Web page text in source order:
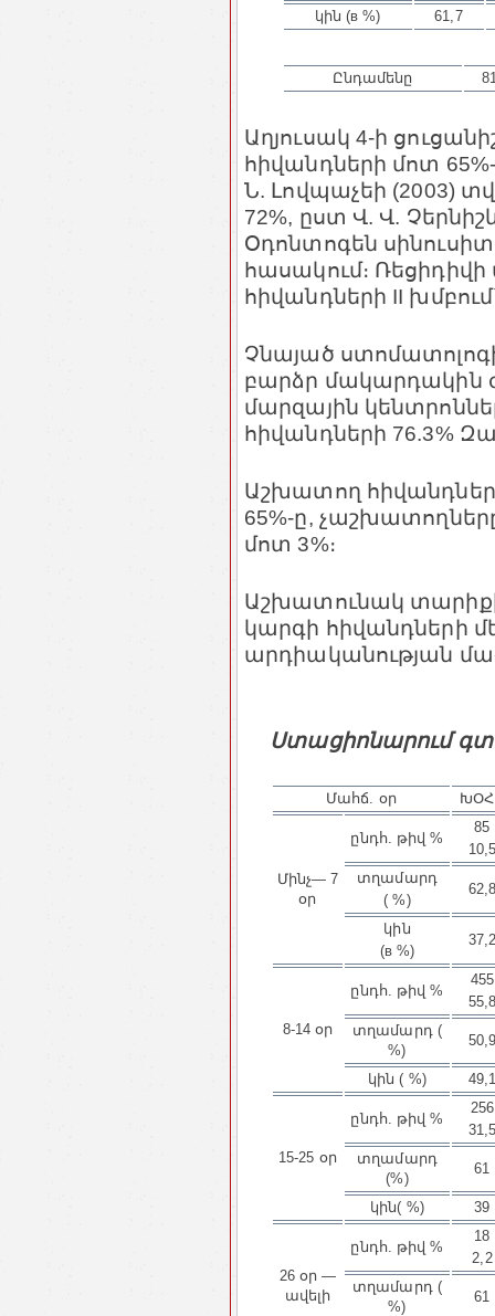
կին (в %) 61,7
Ընդամենը
Աղյուսակ 4-ի
հիվանդների մոտ
Ն. Լովպաչեի (2003)
72%, ըստ Վ. Վ.
Օդոնտոգեն
հասակում։
հիվանդների II խմբում`
Չնայած
բարձր մակարդակին
մարզային
հիվանդների 76.3%
Աշխատող
65%-ը,
մոտ 3%։
Աշխատունակ
կարգի հիվանդների
արդիականության
Ստացիոնարում
Մահճ. օր
Մինչ— 7
օր
ընդհ. թիվ %
85
տղամարդ
( %)
կին
(в %)
8-14 օր
ընդհ. թիվ %
455
տղամարդ (
%)
կին ( %)
15-25 օր
ընդհ. թիվ %
256
տղամարդ
(%)
61
կին( %) 39
26 օր —
ավելի
ընդհ. թիվ %
18
2,2
տղամարդ (
%)
61